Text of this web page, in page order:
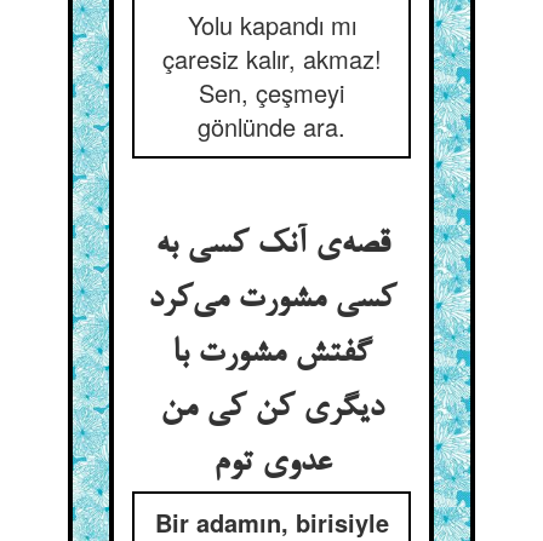
Yolu kapandı mı
çaresiz kalır, akmaz!
Sen, çeşmeyi
gönlünde ara.
قصه‌ی آنک کسی به
کسی مشورت می‌کرد
گفتش مشورت با
دیگری کن کی من
عدوی توم
Bir adamın, birisiyle